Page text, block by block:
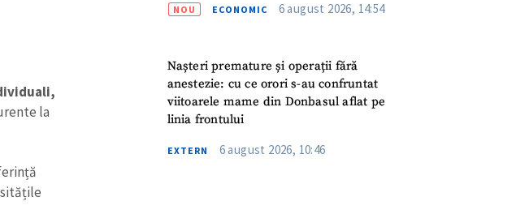
la
NOU ECONOMIC 6 august 2026, 14:54
Nașteri premature și operații fără
anestezie: cu ce orori s-au confruntat
viitoarele mame din Donbasul aflat pe
linia frontului
EXTERN 6 august 2026, 10:46
+ Emailul meu
+ Telefon personal
Am citit și sunt de acord cupolitica de
TRIMITE ȘTIREA